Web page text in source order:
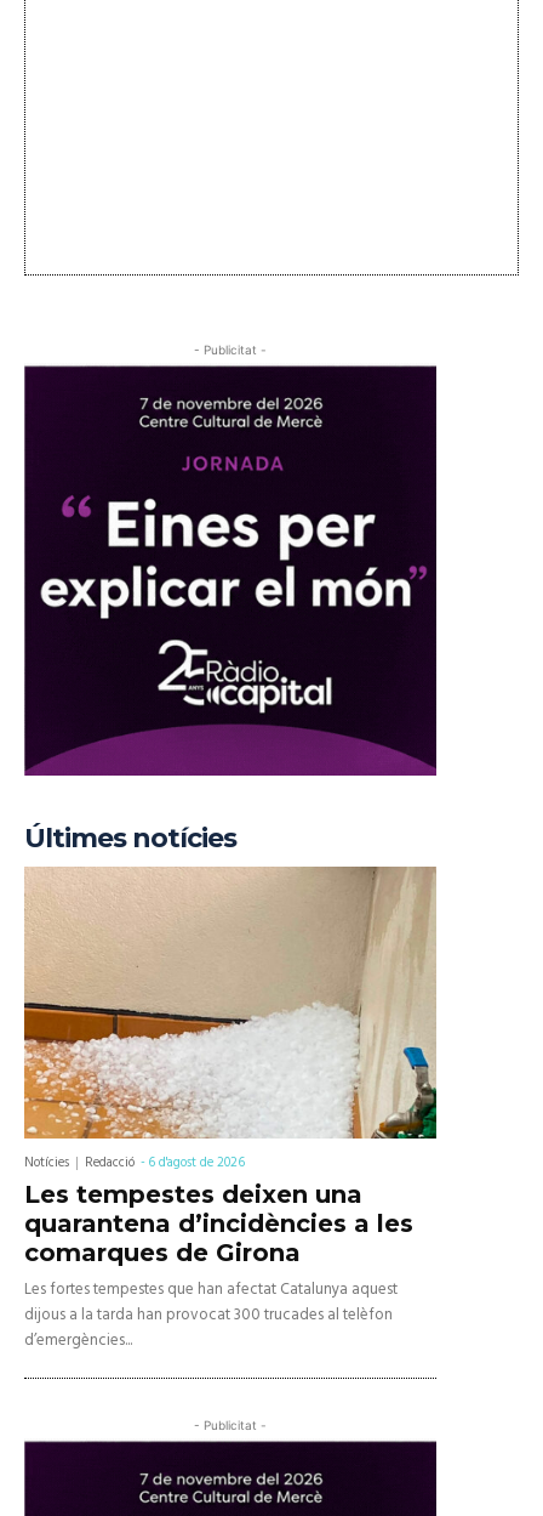
- Publicitat -
Últimes notícies
Notícies Redacció -6 d'agost de 2026
Les tempestes deixen una
quarantena d’incidències a les
comarques de Girona
Les fortes tempestes que han afectat Catalunya aquest
dijous a la tarda han provocat 300 trucades al telèfon
d’emergències...
- Publicitat -